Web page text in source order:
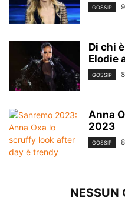
GOSSIP
Di chi
Elodie
GOSSIP
Anna
2023
GOSSIP
NESSUN